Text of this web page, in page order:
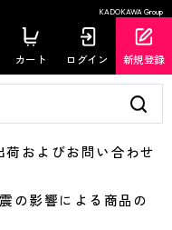
KADOKAWA Group
カート ログイン 新規登録
およびお問い合わせ
影響による商品の